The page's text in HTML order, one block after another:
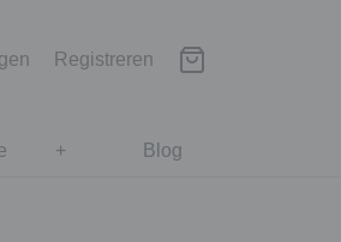
Registreren
Blog
+